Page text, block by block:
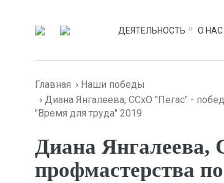
ДЕЯТЕЛЬНОСТЬ О НАС
Главная
Наши победы
Диана Янгалеева, ССхО "Пегас" -
"Время для труда" 2019
Диана Янгалеева,
профмастерства